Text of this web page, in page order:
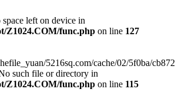
left on device in
Z1024.COM/func.php on line 127
5216sq.com/cache/02/5f0ba/
such file or directory in
Z1024.COM/func.php on line 115